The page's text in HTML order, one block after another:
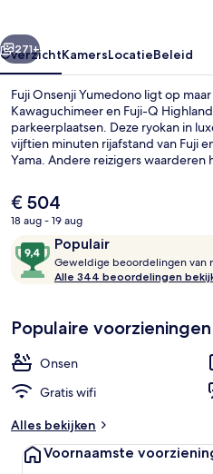
Volgende
271+
OverzichtKamersLocatieBeleid
Fuji Onsenji Yumedono ligt op
Kawaguchimeer en Fuji-Q
parkeerplaatsen. Deze ryokan in
vijftien minuten rijafstand van Fuji
Yama. Andere reizigers
De
huidige
is
€ 504
€ 504
18 aug - 19 aug
Beoordelingen
Populair
9,4
van
10,
Geweldige beoordelingen van
Alle 344 beoordelingen
Populaire voorzieningen
Onsen
Gratis wifi
Alles bekijken
Voornaamste